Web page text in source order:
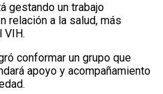
gestando un trabajo
relación a la salud, más
VIH.
conformar un grupo que
apoyo y acompañamiento